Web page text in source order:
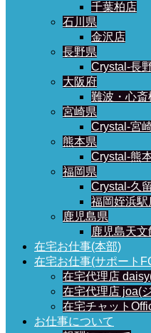
千葉柏店
石川県
金沢店
長野県
Crystal-長
大阪府
難波・心斎
宮崎県
Crystal-宮
熊本県
Crystal-熊
福岡県
Crystal-久
福岡姪浜駅
鹿児島県
鹿児島天文
在宅お仕事(本部)
在宅お仕事(サポート
在宅代理店
在宅代理店 joa(
在宅チャット
お仕事について